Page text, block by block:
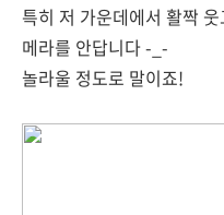
특히 저 가운데에서 활짝
메라를 안답니다 -_-
놀라울 정도로 말이죠!